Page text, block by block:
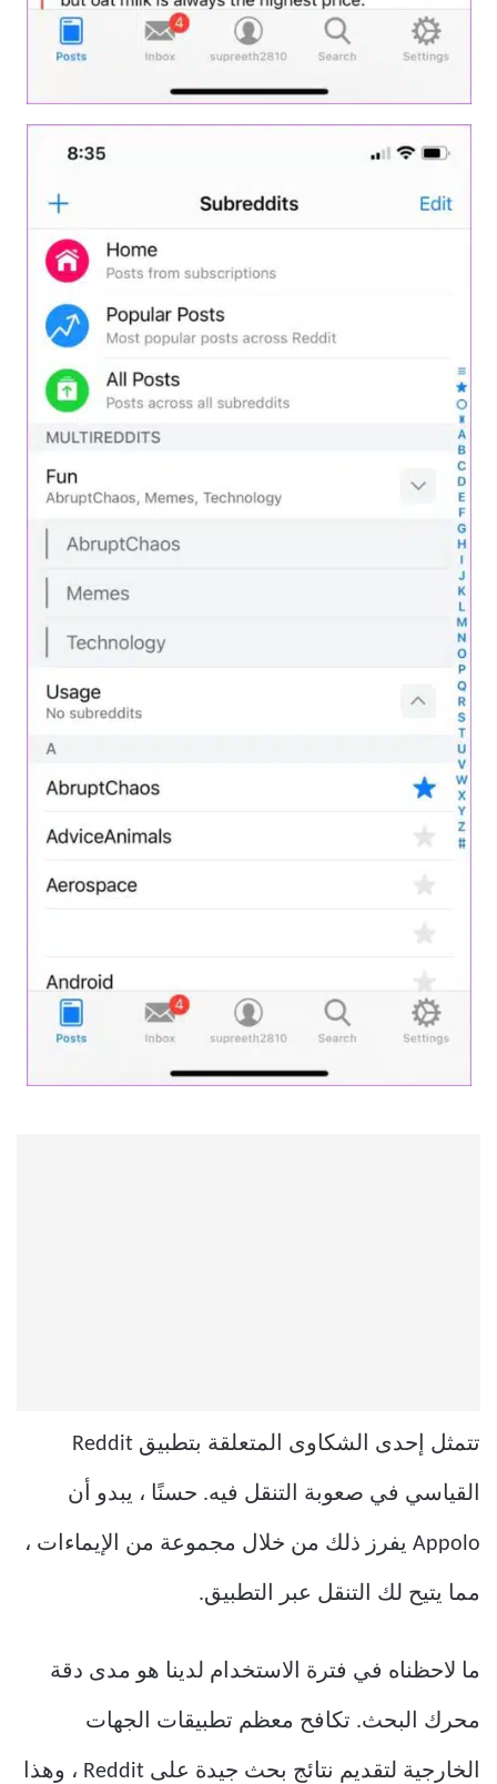
تتمثل إحدى الشكاوى المتعلقة بتطبيق Reddit
القياسي في صعوبة التنقل فيه. حسنًا ، يبدو أن
Appolo يفرز ذلك من خلال مجموعة من الإيماءات ،
مما يتيح لك التنقل عبر التطبيق.
ما لاحظناه في فترة الاستخدام لدينا هو مدى دقة
محرك البحث. تكافح معظم تطبيقات الجهات
الخارجية لتقديم نتائج بحث جيدة على Reddit ، وهذا